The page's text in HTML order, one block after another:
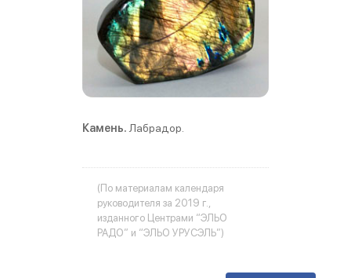
Камень.Лабрадор.
(По материалам календаря
руководителя за 2019 г.,
изданного Центрами “ЭЛЬО
РАДО” и “ЭЛЬО УРУСЭЛЬ”)